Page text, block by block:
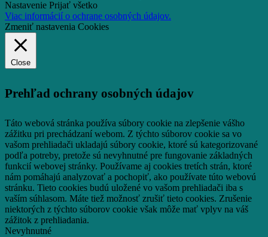
Nastavenie Prijať všetko
Viac informácií o ochrane osobných údajov.
Zmeniť nastavenia Cookies
Close
Prehľad ochrany osobných údajov
Táto webová stránka používa súbory cookie na zlepšenie vášho
zážitku pri prechádzaní webom. Z týchto súborov cookie sa vo
vašom prehliadači ukladajú súbory cookie, ktoré sú kategorizované
podľa potreby, pretože sú nevyhnutné pre fungovanie základných
funkcií webovej stránky. Používame aj cookies tretích strán, ktoré
nám pomáhajú analyzovať a pochopiť, ako používate túto webovú
stránku. Tieto cookies budú uložené vo vašom prehliadači iba s
vaším súhlasom. Máte tiež možnosť zrušiť tieto cookies. Zrušenie
niektorých z týchto súborov cookie však môže mať vplyv na váš
zážitok z prehliadania.
Nevyhnutné